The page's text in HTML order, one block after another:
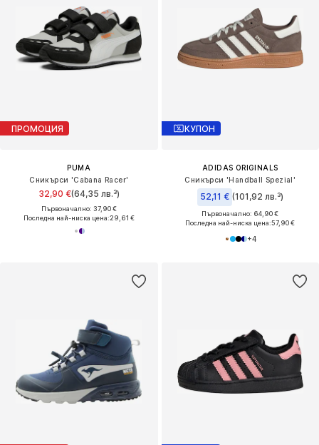
ПРОМОЦИЯ
PUMA
Сникърси 'Cabana Racer'
32,90 €(64,35 лв.³)
Първоначално: 37,90 €
Последна най-ниска цена:29,61 €
КУПОН
ADIDAS ORIGINALS
Сникърси 'Handball Spezial'
52,11 € (101,92 лв.³)
Първоначално: 64,90 €
Последна най-ниска цена:57,90 €
+4